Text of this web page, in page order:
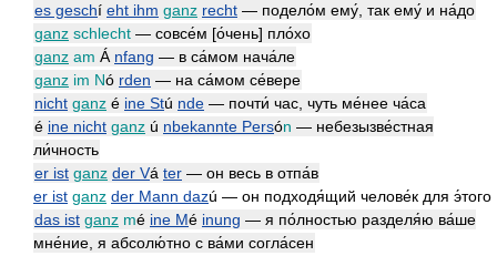
es geschí eht ihm ganz recht — подело́м ему́, так ему́ и на́до
ganz schlecht — совсе́м [о́чень] пло́хо
ganz am Á nfang — в са́мом нача́ле
ganz im Nó rden — на са́мом се́вере
nicht ganz é ine Stú nde — почти́ час, чуть ме́нее ча́са
é ine nicht ganz ú nbekannte Persón — небезызве́стная
ли́чность
er ist ganz der Vá ter — он весь в отпа́в
er ist ganz der Mann dazú — он подходя́щий челове́к для э́того
das ist ganz mé ine Mé inung — я по́лностью разделя́ю ва́ше
мне́ние, я абсолю́тно с ва́ми согла́сен